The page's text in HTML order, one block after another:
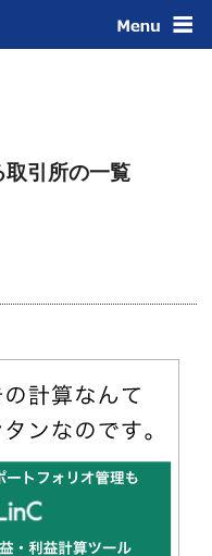
取引所の一覧